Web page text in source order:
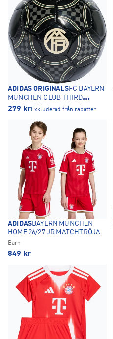
ADIDAS ORIGINALSFC BAYERN
MÜNCHEN CLUB THIRD
FOTBOLL
279 krExkluderad från rabatter
ADIDASBAYERN MÜNCHEN
HOME 26/27 JR MATCHTRÖJA
Barn
849 kr